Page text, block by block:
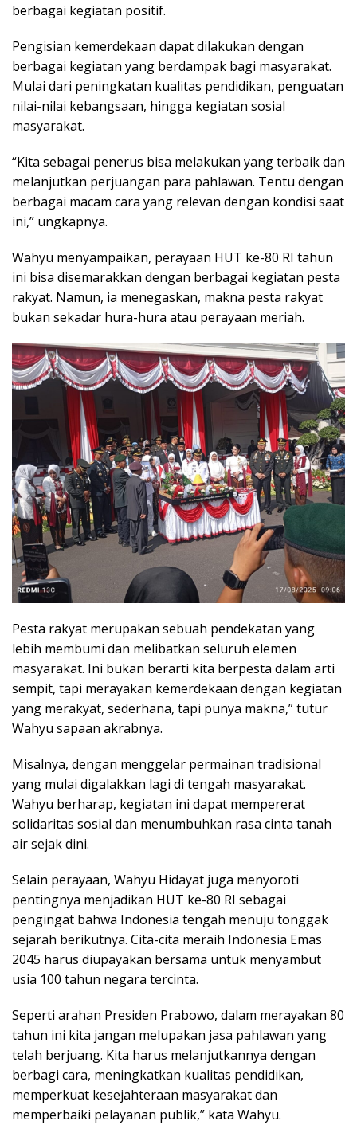
berbagai kegiatan positif.
Pengisian kemerdekaan dapat dilakukan dengan
berbagai kegiatan yang berdampak bagi masyarakat.
Mulai dari peningkatan kualitas pendidikan, penguatan
nilai-nilai kebangsaan, hingga kegiatan sosial
masyarakat.
“Kita sebagai penerus bisa melakukan yang terbaik dan
melanjutkan perjuangan para pahlawan. Tentu dengan
berbagai macam cara yang relevan dengan kondisi saat
ini,” ungkapnya.
Wahyu menyampaikan, perayaan HUT ke-80 RI tahun
ini bisa disemarakkan dengan berbagai kegiatan pesta
rakyat. Namun, ia menegaskan, makna pesta rakyat
bukan sekadar hura-hura atau perayaan meriah.
Pesta rakyat merupakan sebuah pendekatan yang
lebih membumi dan melibatkan seluruh elemen
masyarakat. Ini bukan berarti kita berpesta dalam arti
sempit, tapi merayakan kemerdekaan dengan kegiatan
yang merakyat, sederhana, tapi punya makna,” tutur
Wahyu sapaan akrabnya.
Misalnya, dengan menggelar permainan tradisional
yang mulai digalakkan lagi di tengah masyarakat.
Wahyu berharap, kegiatan ini dapat mempererat
solidaritas sosial dan menumbuhkan rasa cinta tanah
air sejak dini.
Selain perayaan, Wahyu Hidayat juga menyoroti
pentingnya menjadikan HUT ke-80 RI sebagai
pengingat bahwa Indonesia tengah menuju tonggak
sejarah berikutnya. Cita-cita meraih Indonesia Emas
2045 harus diupayakan bersama untuk menyambut
usia 100 tahun negara tercinta.
Seperti arahan Presiden Prabowo, dalam merayakan 80
tahun ini kita jangan melupakan jasa pahlawan yang
telah berjuang. Kita harus melanjutkannya dengan
berbagi cara, meningkatkan kualitas pendidikan,
memperkuat kesejahteraan masyarakat dan
memperbaiki pelayanan publik,” kata Wahyu.